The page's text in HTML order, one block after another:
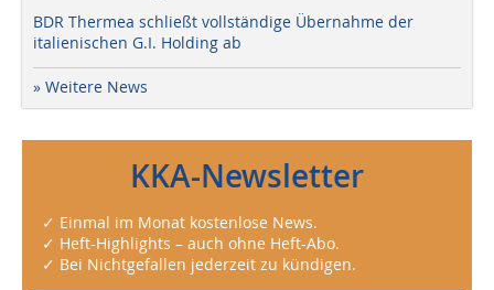
BDR Thermea schließt vollständige Übernahme der
italienischen G.I. Holding ab
» Weitere News
KKA-Newsletter
✓ Einmal im Monat kostenlose News.
✓ Heft-Highlights – auch ohne Heft-Abo.
✓ Bei Nichtgefallen jederzeit zu kündigen.